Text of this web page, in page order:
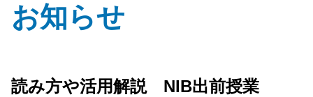
お知らせ
読み方や活用解説 NIB出前授業